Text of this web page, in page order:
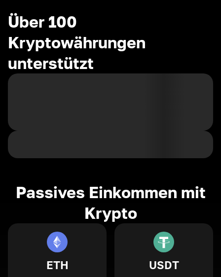
Über 100
Kryptowährungen
unterstützt
Passives Einkommen mit
Krypto
ETH USDT